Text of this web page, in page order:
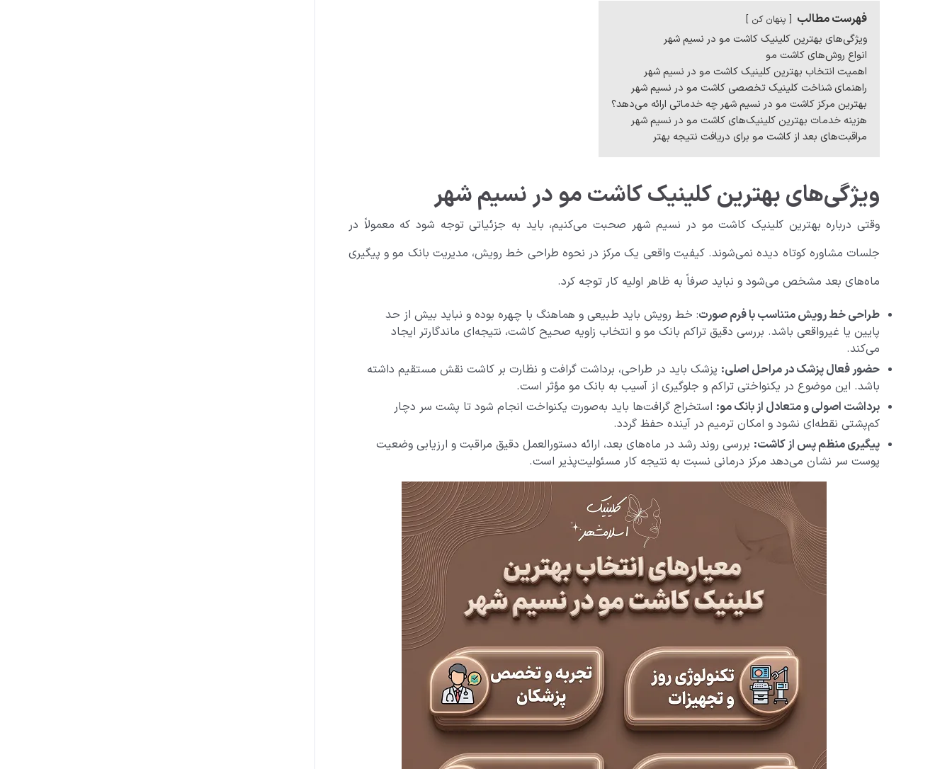
فهرست مطالب پنهان کن
ویژگی‌های بهترین کلینیک کاشت مو در نسیم شهر
انواع روش‌های کاشت مو
اهمیت انتخاب بهترین کلینیک کاشت مو در نسیم شهر
راهنمای شناخت کلینیک تخصصی کاشت مو در نسیم شهر
بهترین مرکز کاشت مو در نسیم شهر چه خدماتی ارائه می‌دهد؟
هزینه خدمات بهترین کلینیک‌های کاشت مو در نسیم شهر
مراقبت‌های بعد از کاشت مو برای دریافت نتیجه بهتر
ویژگی‌های بهترین کلینیک کاشت مو در نسیم شهر
وقتی درباره بهترین کلینیک کاشت مو در نسیم شهر صحبت می‌کنیم، باید به جزئیاتی توجه شود که معمولاً در
جلسات مشاوره کوتاه دیده نمی‌شوند. کیفیت واقعی یک مرکز در نحوه طراحی خط رویش، مدیریت بانک مو و پیگیری
ماه‌های بعد مشخص می‌شود و نباید صرفاً به ظاهر اولیه کار توجه کرد.
طراحی خط رویش متناسب با فرم صورت: خط رویش باید طبیعی و هماهنگ با چهره بوده و نباید بیش از حد
پایین یا غیرواقعی باشد. بررسی دقیق تراکم بانک مو و انتخاب زاویه صحیح کاشت، نتیجه‌ای ماندگارتر ایجاد
می‌کند.
حضور فعال پزشک در مراحل اصلی: پزشک باید در طراحی، برداشت گرافت و نظارت بر کاشت نقش مستقیم داشته
باشد. این موضوع در یکنواختی تراکم و جلوگیری از آسیب به بانک مو مؤثر است.
برداشت اصولی و متعادل از بانک مو: استخراج گرافت‌ها باید به‌صورت یکنواخت انجام شود تا پشت سر دچار
کم‌پشتی نقطه‌ای نشود و امکان ترمیم در آینده حفظ گردد.
پیگیری منظم پس از کاشت: بررسی روند رشد در ماه‌های بعد، ارائه دستورالعمل دقیق مراقبت و ارزیابی وضعیت
پوست سر نشان می‌دهد مرکز درمانی نسبت به نتیجه کار مسئولیت‌پذیر است.